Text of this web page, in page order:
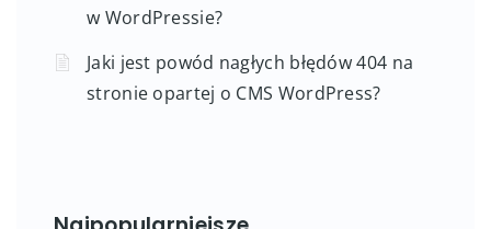
w WordPressie?
Jaki jest powód nagłych błędów 404 na
stronie opartej o CMS WordPress?